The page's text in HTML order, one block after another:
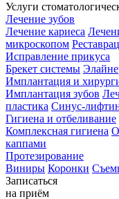
Услуги
Лечение зубов
Лечение кариеса
микроскопом
Исправление прикуса
Брекет системы
Имплантация и
Имплантация зубов
пластика Синус-
Гигиена и отбеливание
Комплексная гигиена
каппами
Протезирование
Виниры Коронки
Записаться
на приём